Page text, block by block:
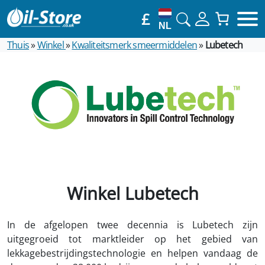
£ NL
Thuis»Winkel»Kwaliteitsmerk smeermiddelen» Lubetech
Winkel Lubetech
In de afgelopen twee decennia is Lubetech zijn
uitgegroeid tot marktleider op het gebied van
lekkagebestrijdingstechnologie en helpen vandaag de